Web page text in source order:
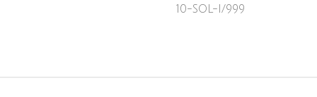
10-SOL-I/999